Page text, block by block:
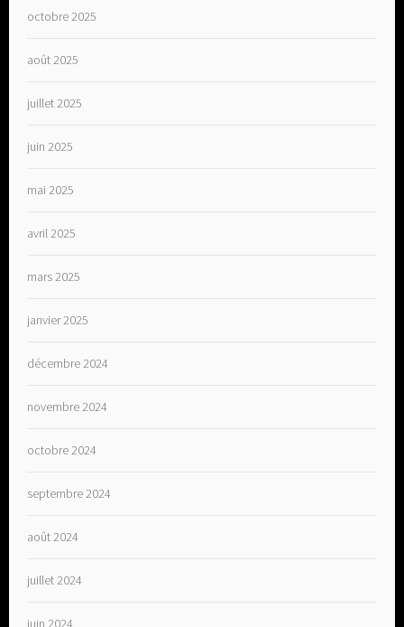
octobre 2025
août 2025
juillet 2025
juin 2025
mai 2025
avril 2025
mars 2025
janvier 2025
décembre 2024
novembre 2024
octobre 2024
septembre 2024
août 2024
juillet 2024
juin 2024